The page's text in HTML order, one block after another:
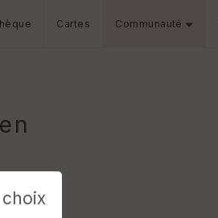
Cartes Communauté